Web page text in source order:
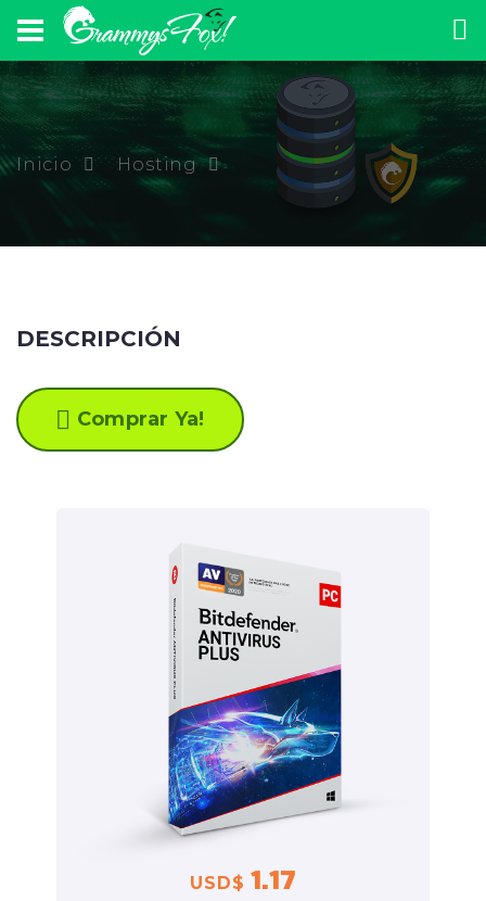
Inicio Hosting
DESCRIPCIÓN
Comprar Ya!
USD$ 1.17